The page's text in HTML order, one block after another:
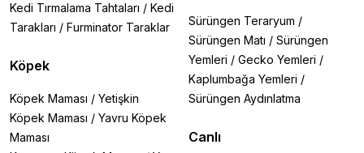
Kedi Tırmalama Tahtaları / Kedi
Tarakları / Furminator Taraklar
Köpek
Köpek Maması / Yetişkin
Köpek Maması / Yavru Köpek
Maması
Sürüngen Teraryum /
Sürüngen Matı / Sürüngen
Yemleri / Gecko Yemleri /
Kaplumbağa Yemleri /
Sürüngen Aydınlatma
Canlı